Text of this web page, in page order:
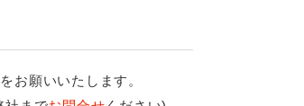
お願いいたします。